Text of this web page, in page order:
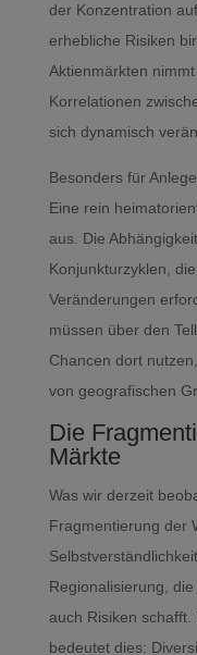
der Konzentration
erhebliche Risiken
Aktienmärkten
Korrelationen
sich dynamisch
Besonders für
Eine rein
aus. Die
Konjunkturzyklen,
Veränderungen
müssen über den
Chancen dort
von geografischen
Die
Märkte
Was wir derzeit
Fragmentierung der
Regionalisierung,
auch Risiken
bedeutet dies: